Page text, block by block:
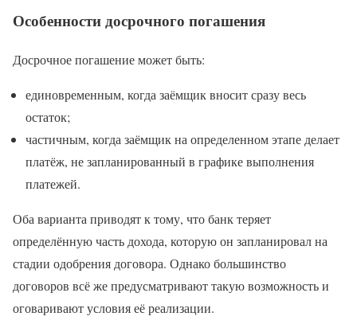
Особенности досрочного погашения
Досрочное погашение может быть:
единовременным, когда заёмщик вносит сразу весь
остаток;
частичным, когда заёмщик на определенном этапе делает
платёж, не запланированный в графике выполнения
платежей.
Оба варианта приводят к тому, что банк теряет
определённую часть дохода, которую он запланировал на
стадии одобрения договора. Однако большинство
договоров всё же предусматривают такую возможность и
оговаривают условия её реализации.